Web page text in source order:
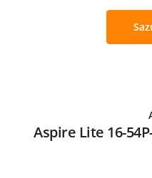
Aspire Lite 16-